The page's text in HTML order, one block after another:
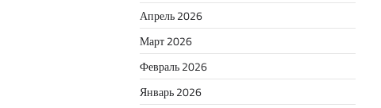
Апрель 2026
Март 2026
Февраль 2026
Январь 2026